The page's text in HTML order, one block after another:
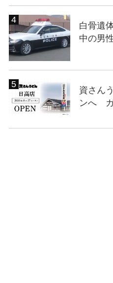
白骨遺
中の男
資さん
ンへ ガ